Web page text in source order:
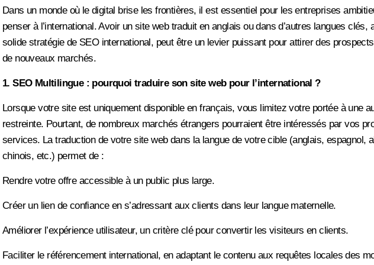
Dans un monde où le digital brise les frontières, il est essentiel pour les entreprises
penser à l’international. Avoir un site web traduit en anglais ou dans d’autres langues clés,
solide stratégie de SEO international, peut être un levier puissant pour attirer des
de nouveaux marchés.
1. SEO Multilingue : pourquoi traduire son site web pour l’international ?
Lorsque votre site est uniquement disponible en français, vous limitez votre portée à une
restreinte. Pourtant, de nombreux marchés étrangers pourraient être intéressés par vos
services. La traduction de votre site web dans la langue de votre cible (anglais, espagnol,
chinois, etc.) permet de :
Rendre votre offre accessible à un public plus large.
Créer un lien de confiance en s’adressant aux clients dans leur langue maternelle.
Améliorer l’expérience utilisateur, un critère clé pour convertir les visiteurs en clients.
Faciliter le référencement international, en adaptant le contenu aux requêtes locales des